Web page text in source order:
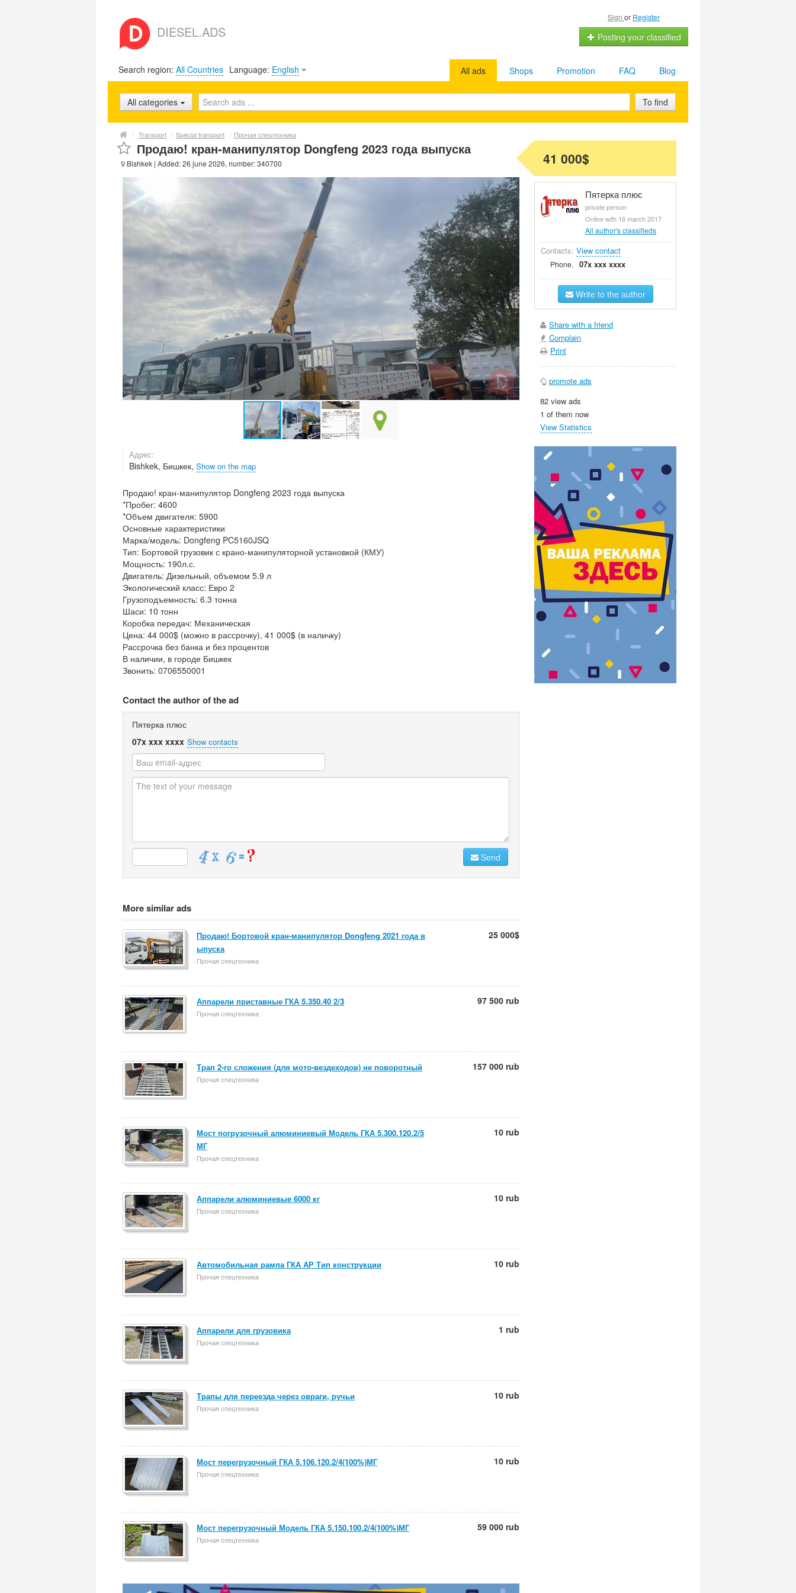
DIESEL.ADS
Sign or Register
Posting your classified
Search region: All Countries Language: English Blog
FAQ
Promotion
Shops
All ads
All categories To find
/ Transport / Special transport / Прочая спецтехника
Продаю! кран-манипулятор Dongfeng 2023 года выпуска
Bishkek | Added: 26 june 2026, number: 340700
Адрес:
Bishkek, Бишкек, Show on the map
Продаю! кран-манипулятор Dongfeng 2023 года выпуска
*Пробег: 4600
*Объем двигателя: 5900
Основные характеристики
Марка/модель: Dongfeng PC5160JSQ
Тип: Бортовой грузовик с крано-манипуляторной установкой (КМУ)
Мощность: 190л.с.
Двигатель: Дизельный, объемом 5.9 л
Экологический класс: Евро 2
Грузоподъемность: 6.3 тонна
Шаси: 10 тонн
Коробка передач: Механическая
Цена: 44 000$ (можно в рассрочку), 41 000$ (в наличку)
Рассрочка без банка и без процентов
В наличии, в городе Бишкек
Звонить: 0706550001
Contact the author of the ad
Пятерка плюс
07x xxx xxxx Show contacts
Send
More similar ads
Продаю! Бортовой кран-манипулятор Dongfeng 2021 года в
ыпуска
Прочая спецтехника
25 000$
Аппарели приставные ГКА 5.350.40 2/3
Прочая спецтехника
97 500 rub
Трап 2-го сложения (для мото-вездеходов) не поворотный
Прочая спецтехника
157 000 rub
Мост погрузочный алюминиевый Модель ГКА 5.300.120.2/5
МГ
Прочая спецтехника
10 rub
Аппарели алюминиевые 6000 кг
Прочая спецтехника
10 rub
Автомобильная рампа ГКА АР Тип конструкции
Прочая спецтехника
10 rub
Аппарели для грузовика
Прочая спецтехника
1 rub
Трапы для переезда через овраги, ручьи
Прочая спецтехника
10 rub
Мост перегрузочный ГКА 5.106.120.2/4(100%)МГ
Прочая спецтехника
10 rub
Мост перегрузочный Модель ГКА 5.150.100.2/4(100%)МГ
Прочая спецтехника
59 000 rub
41 000$
Пятерка плюс
private person
Online with 16 march 2017
All author's classifieds
Contacts: View contact
Phone. 07x xxx xxxx
Write to the author
Share with a friend
Complain
Print
promote ads
82 view ads
1 of them now
View Statistics